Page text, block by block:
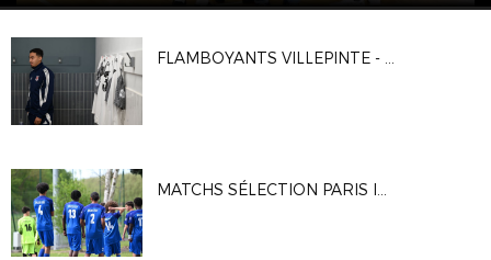
FLAMBOYANTS VILLEPINTE - CA VITRY 2-1
MATCHS SÉLECTION PARIS IDF U16G